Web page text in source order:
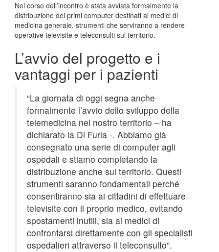
Nel corso dell’incontro è stata avviata formalmente la
distribuzione dei primi computer destinati ai medici di
medicina generale, strumenti che serviranno a rendere
operative televisite e teleconsulti sul territorio.
L’avvio del progetto e i
vantaggi per i pazienti
“La giornata di oggi segna anche
formalmente l’avvio dello sviluppo della
telemedicina nel nostro territorio – ha
dichiarato la Di Furia -. Abbiamo già
consegnato una serie di computer agli
ospedali e stiamo completando la
distribuzione anche sul territorio. Questi
strumenti saranno fondamentali perché
consentiranno sia ai cittadini di effettuare
televisite con il proprio medico, evitando
spostamenti inutili, sia ai medici di
confrontarsi direttamente con gli specialisti
ospedalieri attraverso il teleconsulto”.